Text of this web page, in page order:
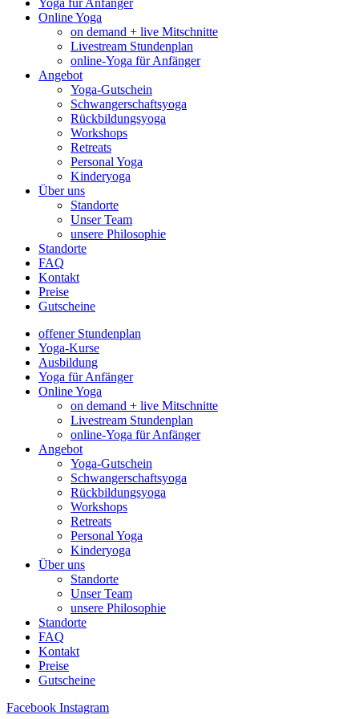
Yoga für Anfänger
Online Yoga
on demand + live Mitschnitte
Livestream Stundenplan
online-Yoga für Anfänger
Angebot
Yoga-Gutschein
Schwangerschaftsyoga
Rückbildungsyoga
Workshops
Retreats
Personal Yoga
Kinderyoga
Über uns
Standorte
Unser Team
unsere Philosophie
Standorte
FAQ
Kontakt
Preise
Gutscheine
offener Stundenplan
Yoga-Kurse
Ausbildung
Yoga für Anfänger
Online Yoga
on demand + live Mitschnitte
Livestream Stundenplan
online-Yoga für Anfänger
Angebot
Yoga-Gutschein
Schwangerschaftsyoga
Rückbildungsyoga
Workshops
Retreats
Personal Yoga
Kinderyoga
Über uns
Standorte
Unser Team
unsere Philosophie
Standorte
FAQ
Kontakt
Preise
Gutscheine
Facebook Instagram